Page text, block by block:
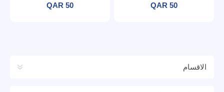
QAR 50
QAR 50
الاقسام